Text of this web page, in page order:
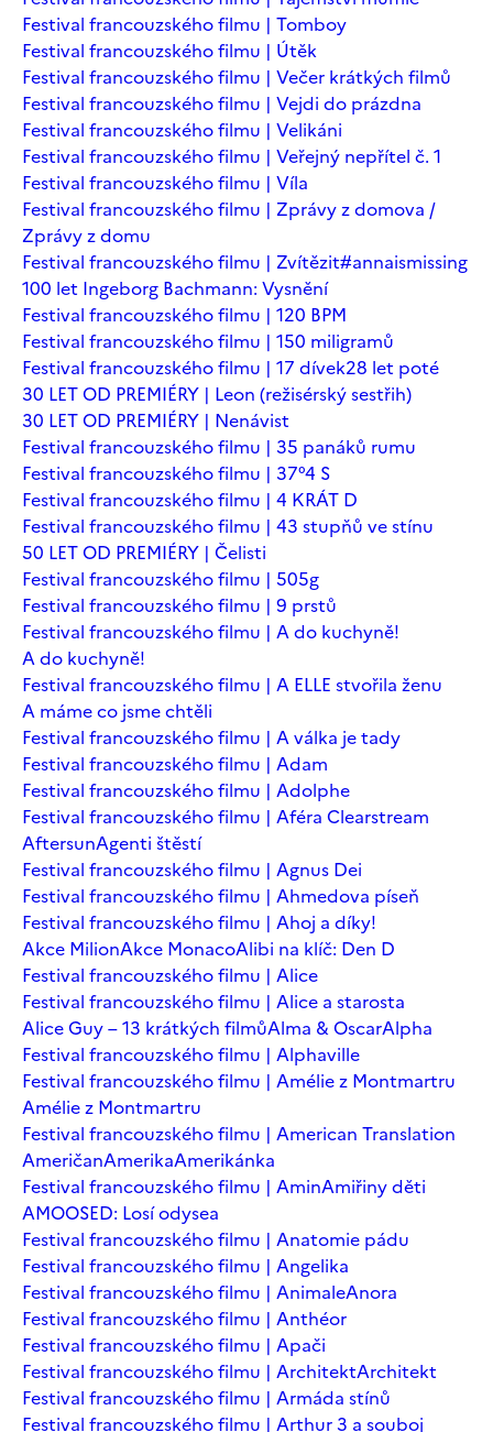
Festival francouzského filmu | Tomboy
Festival francouzského filmu | Útěk
Festival francouzského filmu | Večer krátkých filmů
Festival francouzského filmu | Vejdi do prázdna
Festival francouzského filmu | Velikáni
Festival francouzského filmu | Veřejný nepřítel č. 1
Festival francouzského filmu | Víla
Festival francouzského filmu | Zprávy z domova /
Zprávy z domu
Festival francouzského filmu | Zvítězit#annaismissing
100 let Ingeborg Bachmann: Vysnění
Festival francouzského filmu | 120 BPM
Festival francouzského filmu | 150 miligramů
Festival francouzského filmu | 17 dívek28 let poté
30 LET OD PREMIÉRY | Leon (režisérský sestřih)
30 LET OD PREMIÉRY | Nenávist
Festival francouzského filmu | 35 panáků rumu
Festival francouzského filmu | 37°4 S
Festival francouzského filmu | 4 KRÁT D
Festival francouzského filmu | 43 stupňů ve stínu
50 LET OD PREMIÉRY | Čelisti
Festival francouzského filmu | 505g
Festival francouzského filmu | 9 prstů
Festival francouzského filmu | A do kuchyně!
A do kuchyně!
Festival francouzského filmu | A ELLE stvořila ženu
A máme co jsme chtěli
Festival francouzského filmu | A válka je tady
Festival francouzského filmu | Adam
Festival francouzského filmu | Adolphe
Festival francouzského filmu | Aféra Clearstream
AftersunAgenti štěstí
Festival francouzského filmu | Agnus Dei
Festival francouzského filmu | Ahmedova píseň
Festival francouzského filmu | Ahoj a díky!
Akce MilionAkce MonacoAlibi na klíč: Den D
Festival francouzského filmu | Alice
Festival francouzského filmu | Alice a starosta
Alice Guy – 13 krátkých filmůAlma & OscarAlpha
Festival francouzského filmu | Alphaville
Festival francouzského filmu | Amélie z Montmartru
Amélie z Montmartru
Festival francouzského filmu | American Translation
AmeričanAmerikaAmerikánka
Festival francouzského filmu | AminAmiřiny děti
AMOOSED: Losí odysea
Festival francouzského filmu | Anatomie pádu
Festival francouzského filmu | Angelika
Festival francouzského filmu | AnimaleAnora
Festival francouzského filmu | Anthéor
Festival francouzského filmu | Apači
Festival francouzského filmu | ArchitektArchitekt
Festival francouzského filmu | Armáda stínů
Festival francouzského filmu | Arthur 3 a souboj